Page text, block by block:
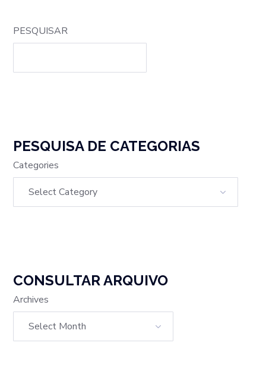
PESQUISAR
PESQUISA DE CATEGORIAS
Categories
CONSULTAR ARQUIVO
Archives